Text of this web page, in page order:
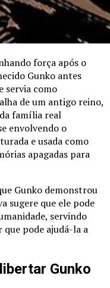
força após o
Gunko antes
servia como
de um antigo reino,
família real
envolvendo o
e usada como
apagadas para
Gunko demonstrou
sugere que ele pode
servindo
pode ajudá-la a
Gunko